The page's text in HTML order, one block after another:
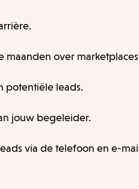
maanden over
potentiële leads.
jouw begeleider.
via de telefoon en e-